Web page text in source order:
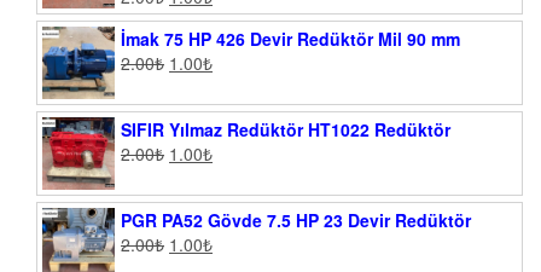
İmak 75 HP 426 Devir Redüktör Mil 90 mm
2.00₺ 1.00₺
SIFIR Yılmaz Redüktör HT1022 Redüktör
2.00₺ 1.00₺
PGR PA52 Gövde 7.5 HP 23 Devir Redüktör
2.00₺ 1.00₺